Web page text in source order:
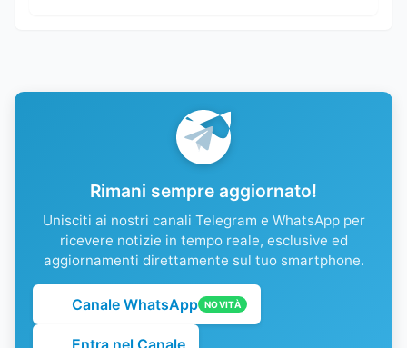
Rimani sempre aggiornato!
Unisciti ai nostri canali Telegram e WhatsApp per
ricevere notizie in tempo reale, esclusive ed
aggiornamenti direttamente sul tuo smartphone.
Canale WhatsApp NOVITÀ